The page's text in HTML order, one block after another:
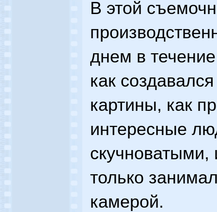
В этой
днем в
как
картины, как
интересные
скучноватыми,
только
камерой.